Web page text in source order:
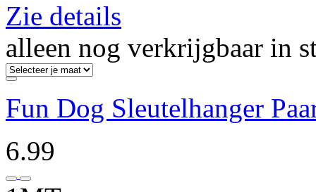
Zie details
alleen nog verkrijgbaar in
Fun Dog Sleutelhanger
6.99